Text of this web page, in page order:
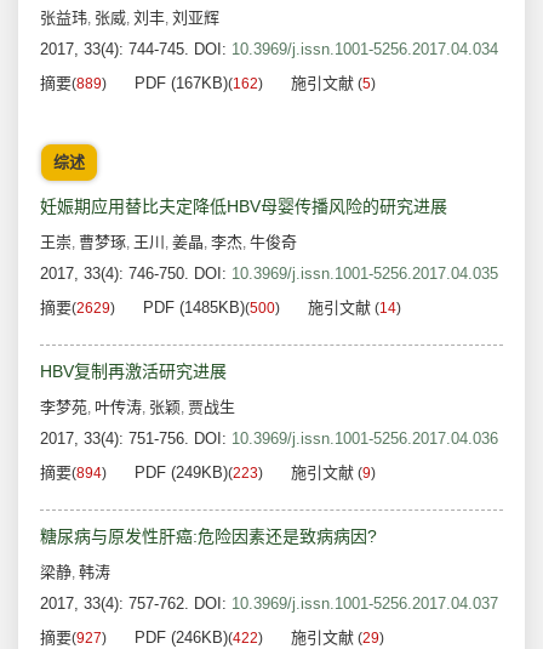
张益玮, 张威, 刘丰, 刘亚辉
2017, 33(4): 744-745. DOI: 10.3969/j.issn.1001-5256.2017.04.034
摘要(889) PDF (167KB)(162) 施引文献 (5)
综述
妊娠期应用替比夫定降低HBV母婴传播风险的研究进展
王崇, 曹梦琢, 王川 , 姜晶, 李杰, 牛俊奇
2017, 33(4): 746-750. DOI: 10.3969/j.issn.1001-5256.2017.04.035
摘要(2629) PDF (1485KB)(500) 施引文献 (14)
HBV复制再激活研究进展
李梦苑, 叶传涛, 张颖, 贾战生
2017, 33(4): 751-756. DOI: 10.3969/j.issn.1001-5256.2017.04.036
摘要(894) PDF (249KB)(223) 施引文献 (9)
糖尿病与原发性肝癌:危险因素还是致病病因?
梁静, 韩涛
2017, 33(4): 757-762. DOI: 10.3969/j.issn.1001-5256.2017.04.037
摘要(927) PDF (246KB)(422) 施引文献 (29)